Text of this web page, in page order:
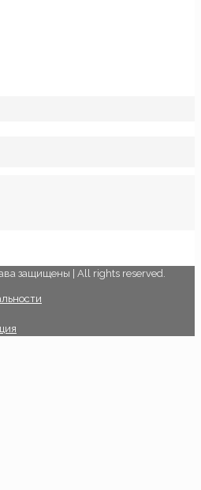
защищены | All rights reserved.